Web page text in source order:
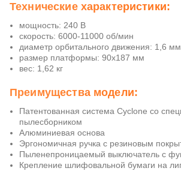
Технические характеристики:
мощность: 240 В
скорость: 6000-11000 об/мин
диаметр орбитального движения: 1,6 мм
размер платформы: 90х187 мм
вес: 1,62 кг
Преимущества модели:
Патентованная система Cyclone со
пылесборником
Алюминиевая основа
Эргономичная ручка с резиновым
Пыленепроницаемый выключатель с
Крепление шлифовальной бумаги на